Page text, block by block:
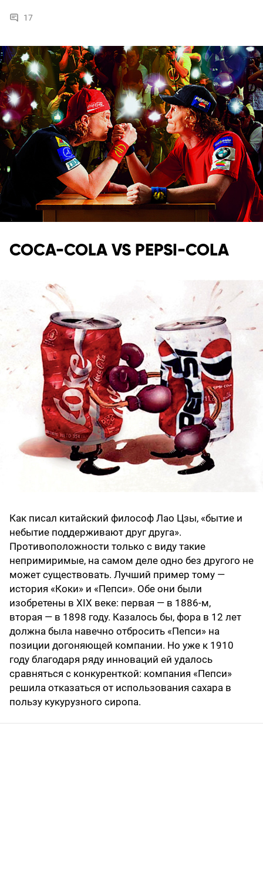
17
COCA-COLA VS PEPSI-COLA
Как писал китайский философ Лао Цзы, «бытие и
небытие поддерживают друг друга».
Противоположности только с виду такие
непримиримые, на самом деле одно без другого не
может существовать. Лучший пример тому —
история «Коки» и «Пепси». Обе они были
изобретены в XIX веке: первая — в 1886-м,
вторая — в 1898 году. Казалось бы, фора в 12 лет
должна была навечно отбросить «Пепси» на
позиции догоняющей компании. Но уже к 1910
году благодаря ряду инноваций ей удалось
сравняться с конкуренткой: компания «Пепси»
решила отказаться от использования сахара в
пользу кукурузного сиропа.